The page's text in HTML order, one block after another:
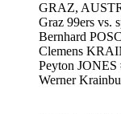
GRAZ,
Graz 99ers vs.
Bernhard
Clemens
Peyton JONES
Werner